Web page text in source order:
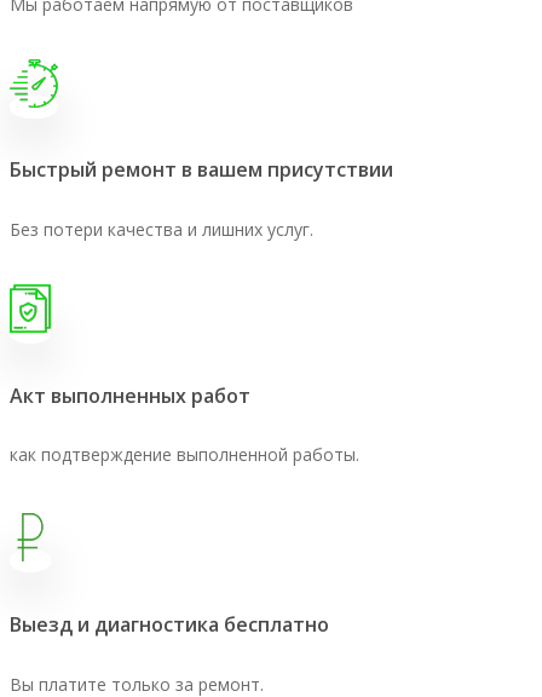
Быстрый ремонт в вашем присутствии
Без потери качества и лишних услуг.
Акт выполненных работ
как подтверждение выполненной работы.
Выезд и диагностика бесплатно
Вы платите только за ремонт.